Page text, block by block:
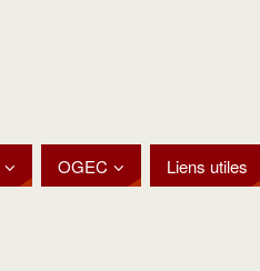
OGEC Liens utiles